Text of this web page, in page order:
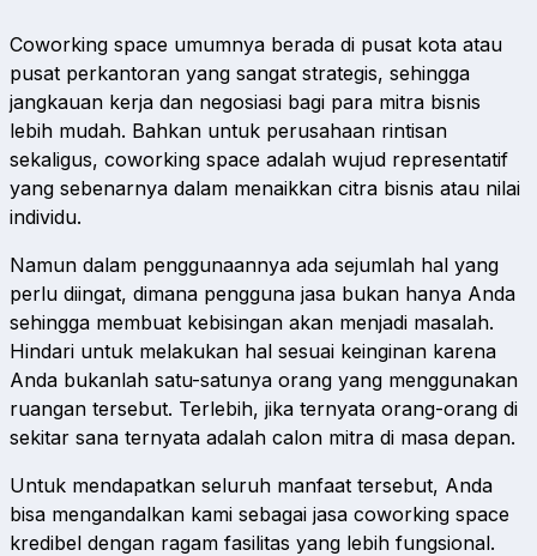
Coworking space umumnya berada di pusat kota atau
pusat perkantoran yang sangat strategis, sehingga
jangkauan kerja dan negosiasi bagi para mitra bisnis
lebih mudah. Bahkan untuk perusahaan rintisan
sekaligus, coworking space adalah wujud representatif
yang sebenarnya dalam menaikkan citra bisnis atau nilai
individu.
Namun dalam penggunaannya ada sejumlah hal yang
perlu diingat, dimana pengguna jasa bukan hanya Anda
sehingga membuat kebisingan akan menjadi masalah.
Hindari untuk melakukan hal sesuai keinginan karena
Anda bukanlah satu-satunya orang yang menggunakan
ruangan tersebut. Terlebih, jika ternyata orang-orang di
sekitar sana ternyata adalah calon mitra di masa depan.
Untuk mendapatkan seluruh manfaat tersebut, Anda
bisa mengandalkan kami sebagai jasa coworking space
kredibel dengan ragam fasilitas yang lebih fungsional.